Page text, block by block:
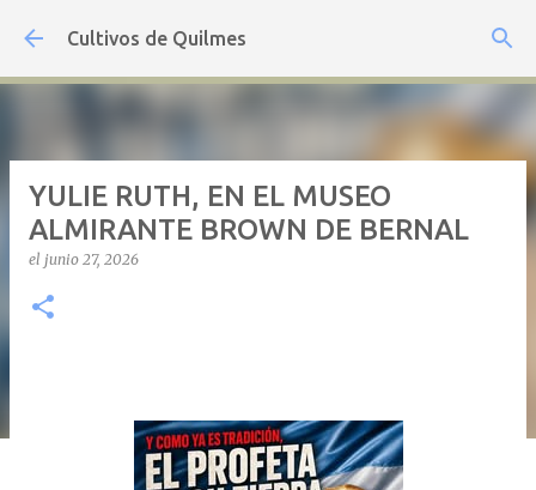
Ir al contenido principal
Cultivos de Quilmes
YULIE RUTH, EN EL MUSEO
ALMIRANTE BROWN DE BERNAL
el junio 27, 2026